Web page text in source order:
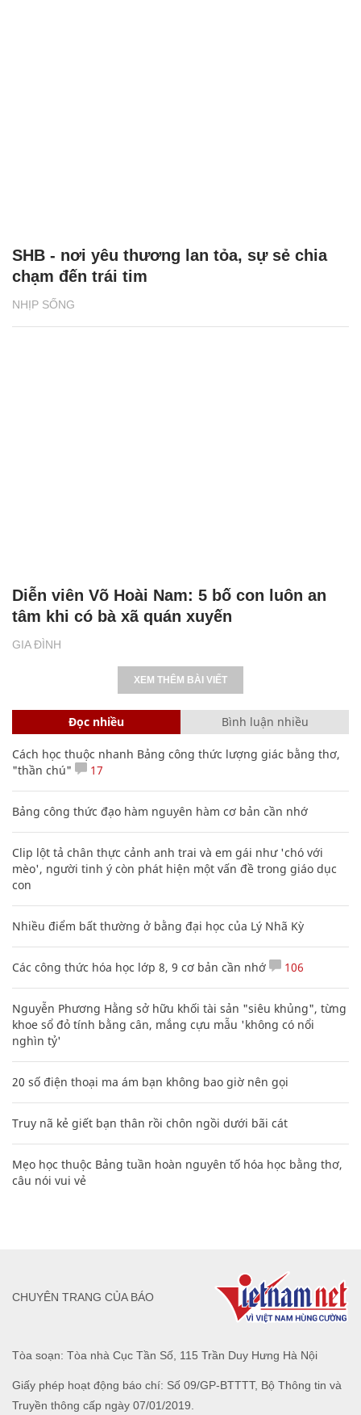
NHỊP SỐNG
SHB - nơi yêu thương lan tỏa, sự sẻ chia
chạm đến trái tim
GIA ĐÌNH
Diễn viên Võ Hoài Nam: 5 bố con luôn an
tâm khi có bà xã quán xuyến
XEM THÊM BÀI VIẾT
Đọc nhiều Bình luận nhiều
Cách học thuộc nhanh Bảng công thức lượng giác bằng thơ,
"thần chú"
17
Bảng công thức đạo hàm nguyên hàm cơ bản cần nhớ
Clip lột tả chân thực cảnh anh trai và em gái như 'chó với
mèo', người tinh ý còn phát hiện một vấn đề trong giáo dục
con
Nhiều điểm bất thường ở bằng đại học của Lý Nhã Kỳ
Các công thức hóa học lớp 8, 9 cơ bản cần nhớ 106
Nguyễn Phương Hằng sở hữu khối tài sản "siêu khủng", từng
khoe sổ đỏ tính bằng cân, mắng cựu mẫu 'không có nổi
nghìn tỷ'
20 số điện thoại ma ám bạn không bao giờ nên gọi
Truy nã kẻ giết bạn thân rồi chôn ngồi dưới bãi cát
Mẹo học thuộc Bảng tuần hoàn nguyên tố hóa học bằng thơ,
câu nói vui vẻ
Tòa soạn: Tòa nhà Cục Tần Số, 115 Trần Duy Hưng Hà Nội
Giấy phép hoạt động báo chí: Số 09/GP-BTTTT, Bộ Thông tin và
Truyền thông cấp ngày 07/01/2019.
CHUYÊN TRANG CỦA BÁO